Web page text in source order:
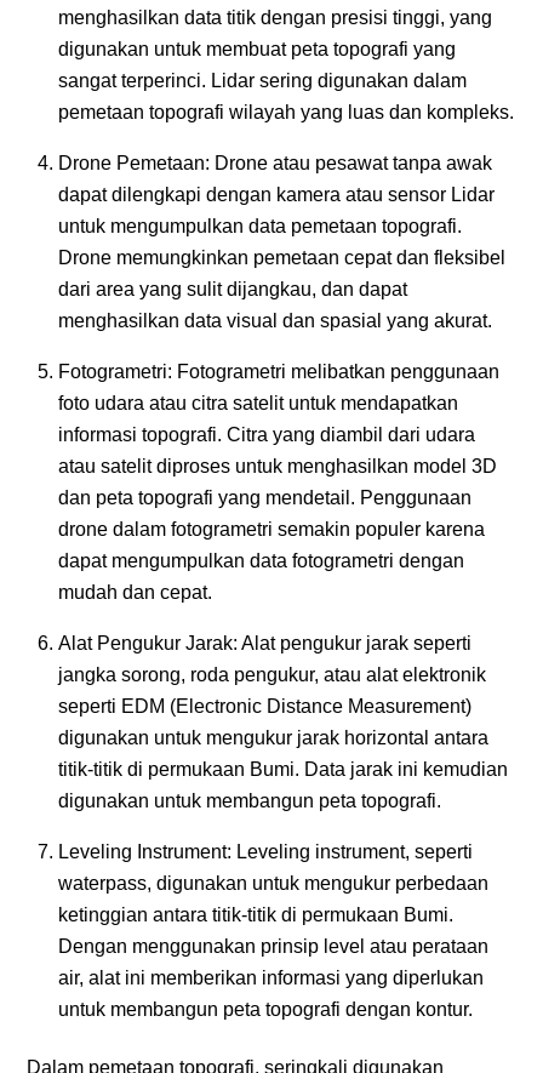
menghasilkan data titik dengan presisi tinggi, yang
digunakan untuk membuat peta topografi yang
sangat terperinci. Lidar sering digunakan dalam
pemetaan topografi wilayah yang luas dan kompleks.
Drone Pemetaan: Drone atau pesawat tanpa awak
dapat dilengkapi dengan kamera atau sensor Lidar
untuk mengumpulkan data pemetaan topografi.
Drone memungkinkan pemetaan cepat dan fleksibel
dari area yang sulit dijangkau, dan dapat
menghasilkan data visual dan spasial yang akurat.
Fotogrametri: Fotogrametri melibatkan penggunaan
foto udara atau citra satelit untuk mendapatkan
informasi topografi. Citra yang diambil dari udara
atau satelit diproses untuk menghasilkan model 3D
dan peta topografi yang mendetail. Penggunaan
drone dalam fotogrametri semakin populer karena
dapat mengumpulkan data fotogrametri dengan
mudah dan cepat.
Alat Pengukur Jarak: Alat pengukur jarak seperti
jangka sorong, roda pengukur, atau alat elektronik
seperti EDM (Electronic Distance Measurement)
digunakan untuk mengukur jarak horizontal antara
titik-titik di permukaan Bumi. Data jarak ini kemudian
digunakan untuk membangun peta topografi.
Leveling Instrument: Leveling instrument, seperti
waterpass, digunakan untuk mengukur perbedaan
ketinggian antara titik-titik di permukaan Bumi.
Dengan menggunakan prinsip level atau perataan
air, alat ini memberikan informasi yang diperlukan
untuk membangun peta topografi dengan kontur.
Dalam pemetaan topografi, seringkali digunakan